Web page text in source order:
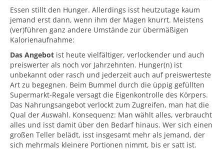
Essen stillt den Hunger. Allerdings isst heutzutage kaum
jemand erst dann, wenn ihm der Magen knurrt. Meistens
(ver)führen ganz andere Umstände zur übermäßigen
Kalorienaufnahme:
Das Angebot ist heute vielfältiger, verlockender und auch
preiswerter als noch vor Jahrzehnten. Hunger(n) ist
unbekannt oder rasch und jederzeit auch auf preiswerteste
Art zu begegnen. Beim Bummel durch die üppig gefüllten
Supermarkt-Regale versagt die Eigenkontrolle des Körpers.
Das Nahrungsangebot verlockt zum Zugreifen, man hat die
Qual derAuswahl. Konsequenz: Man wählt alles, verbraucht
alles und isst damit über den Bedarf hinaus. Wer sich einen
großen Teller belädt, isst insgesamt mehr als jemand, der
sich mehrmals kleinere Portionen nimmt, bis er satt ist.